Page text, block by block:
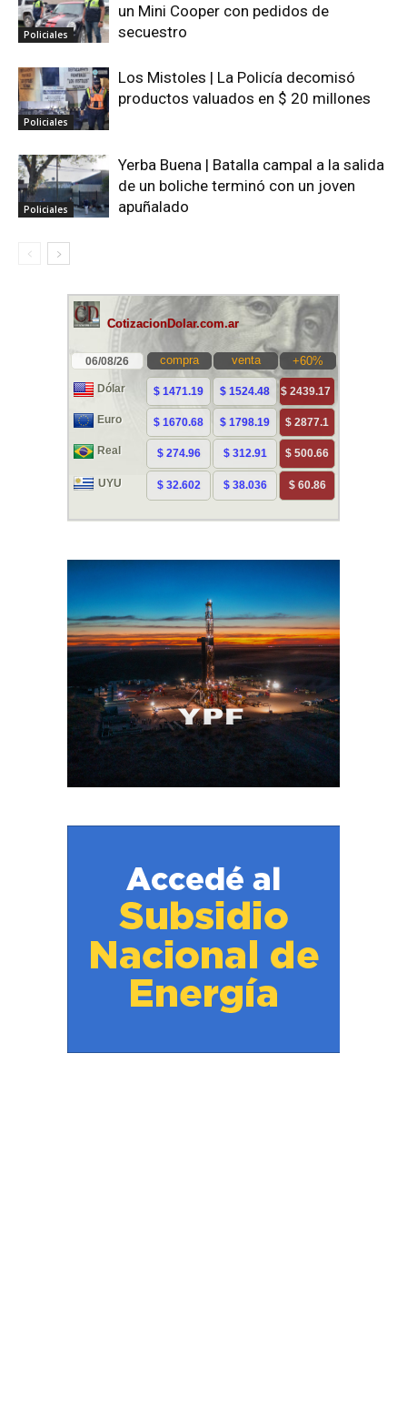
Policiales
un Mini Cooper con pedidos de
secuestro
Policiales
Los Mistoles | La Policía decomisó
productos valuados en $ 20 millones
Policiales
Yerba Buena | Batalla campal a la salida
de un boliche terminó con un joven
apuñalado